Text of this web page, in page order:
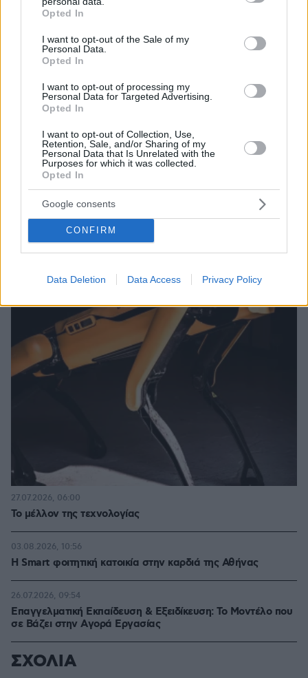
grant or deny consent to Google and its third-party tags to
use your data for below specified purposes in below Google
consent section.
Opted In
I want to opt-out of the Sale of my
Personal Data.
Opted In
I want to opt-out of processing my
Personal Data for Targeted Advertising.
Opted In
I want to opt-out of Collection, Use,
Retention, Sale, and/or Sharing of my
Personal Data that Is Unrelated with the
Purposes for which it was collected.
Opted In
Google consents
CONFIRM
Data Deletion Data Access Privacy Policy
Πολλαπλά χτυπήματα στο κεφάλι, πιθανώς από σκεπάρνι,
οδήγησαν στον θάνατο τον 41χρονο στη Θεσσαλονίκη
27.10.2022, 20:11
Thema Insights
Το μέλλον της τεχνολογίας
27.07.2026, 06:00
Η Smart φοιτητική κατοικία στην καρδιά της Αθήνας
03.08.2026, 10:56
Επαγγελματική Εκπαίδευση & Εξειδίκευση: Το Mοντέλο που
σε Bάζει στην Aγορά Eργασίας
26.07.2026, 09:54
ΣΧΟΛΙΑ